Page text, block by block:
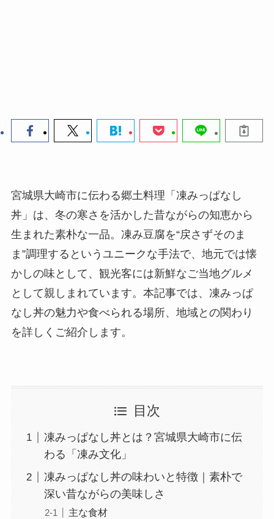
宮城県大崎市に伝わる郷土料理「凍みっぱなし
丼」は、冬の寒さを活かした昔ながらの知恵から
生まれた素朴な一品。凍み豆腐を“戻さずそのま
ま”調理するというユニークな手法で、地元では懐
かしの味として、観光客には新鮮なご当地グルメ
として親しまれています。本記事では、凍みっぱ
なし丼の魅力や食べられる場所、地域との関わり
を詳しくご紹介します。
目次
凍みっぱなし丼とは？宮城県大崎市に伝
わる「凍み文化」
凍みっぱなし丼の味わいと特徴｜素朴で
深い昔ながらの美味しさ
主な食材